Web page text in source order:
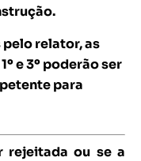
relator, as
e 3º poderão ser
para
rejeitada ou se a